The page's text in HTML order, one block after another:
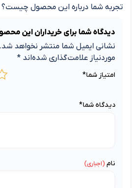
تجربه شما درباره این محصول چیست؟
دیدگاه شما برای خریداران این
نشانی ایمیل شما منتشر نخواهد شد.
موردنیاز علامت‌گذاری شده‌اند *
امتیاز شما*
دیدگاه شما*
نام